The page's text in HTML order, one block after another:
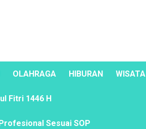
OLAHRAGA HIBURAN WISATA
Fitri 1446 H
Sesuai SOP